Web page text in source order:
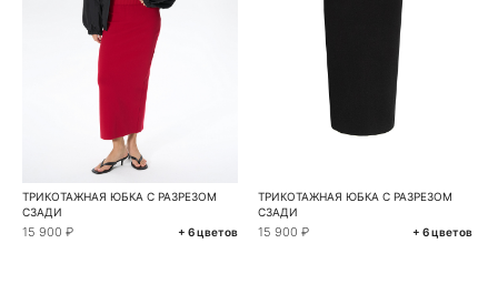
ТРИКОТАЖНАЯ ЮБКА С РАЗРЕЗОМ
СЗАДИ
15 900 ₽ + 6 цветов
ТРИКОТАЖНАЯ ЮБКА С РАЗРЕЗОМ
СЗАДИ
15 900 ₽ + 6 цветов